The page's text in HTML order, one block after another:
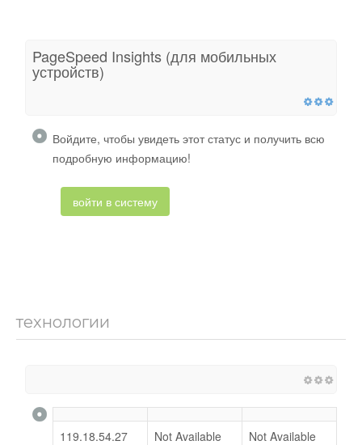
PageSpeed ​​Insights (для мобильных
устройств)
Войдите, чтобы увидеть этот статус и получить всю
подробную информацию!
войти в систему
технологии
119.18.54.27 Not Available Not Available